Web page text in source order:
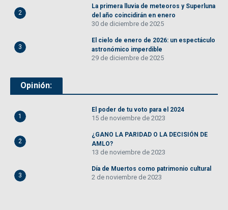
2
La primera lluvia de meteoros y Superluna
del año coincidirán en enero
30 de diciembre de 2025
3
El cielo de enero de 2026: un espectáculo
astronómico imperdible
29 de diciembre de 2025
Opinión:
1
El poder de tu voto para el 2024
15 de noviembre de 2023
2
¿GANO LA PARIDAD O LA DECISIÓN DE
AMLO?
13 de noviembre de 2023
3
Día de Muertos como patrimonio cultural
2 de noviembre de 2023